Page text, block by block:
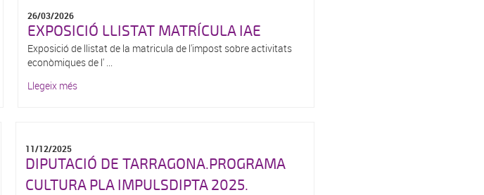
26/03/2026
EXPOSICIÓ LLISTAT MATRÍCULA IAE
Exposició de llistat de la matricula de l'impost sobre activitats
econòmiques de l' ...
Llegeix més
11/12/2025
DIPUTACIÓ DE TARRAGONA.PROGRAMA
CULTURA PLA IMPULSDIPTA 2025.